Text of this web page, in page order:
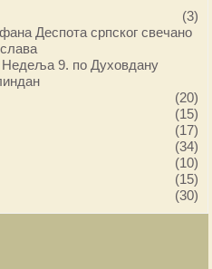
(3)
Деспота српског свечано
Недеља 9. по Духовдану
(20)
(15)
(17)
(34)
(10)
(15)
(30)